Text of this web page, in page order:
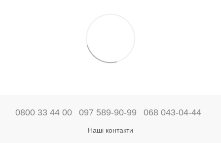
0800 33 44 00 097 589-90-99 068 043-04-44
Наші контакти